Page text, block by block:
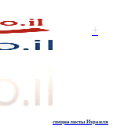
+
специалисты Израиля